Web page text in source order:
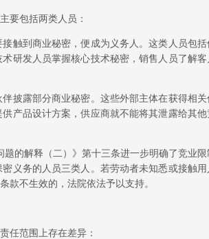
要包括两类人员：
触到商业秘密，便成为义务人。这类人员包括
研发人员掌握核心技术秘密，销售人员了解客
披露部分商业秘密。这些外部主体在获得相关
产品设计方案，供应商就不能将其泄露给其他
的解释（二）》第十三条进一步明确了竞业限
义务的人员三类人。若劳动者未知悉或接触用
款不生效的，法院依法予以支持。
任范围上存在差异：